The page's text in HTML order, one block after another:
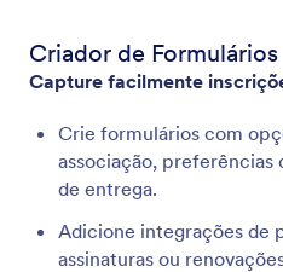
Criador de Formulários
Capture facilmente
Crie formulários com
associação, preferências
de entrega.
Adicione integrações de
assinaturas ou